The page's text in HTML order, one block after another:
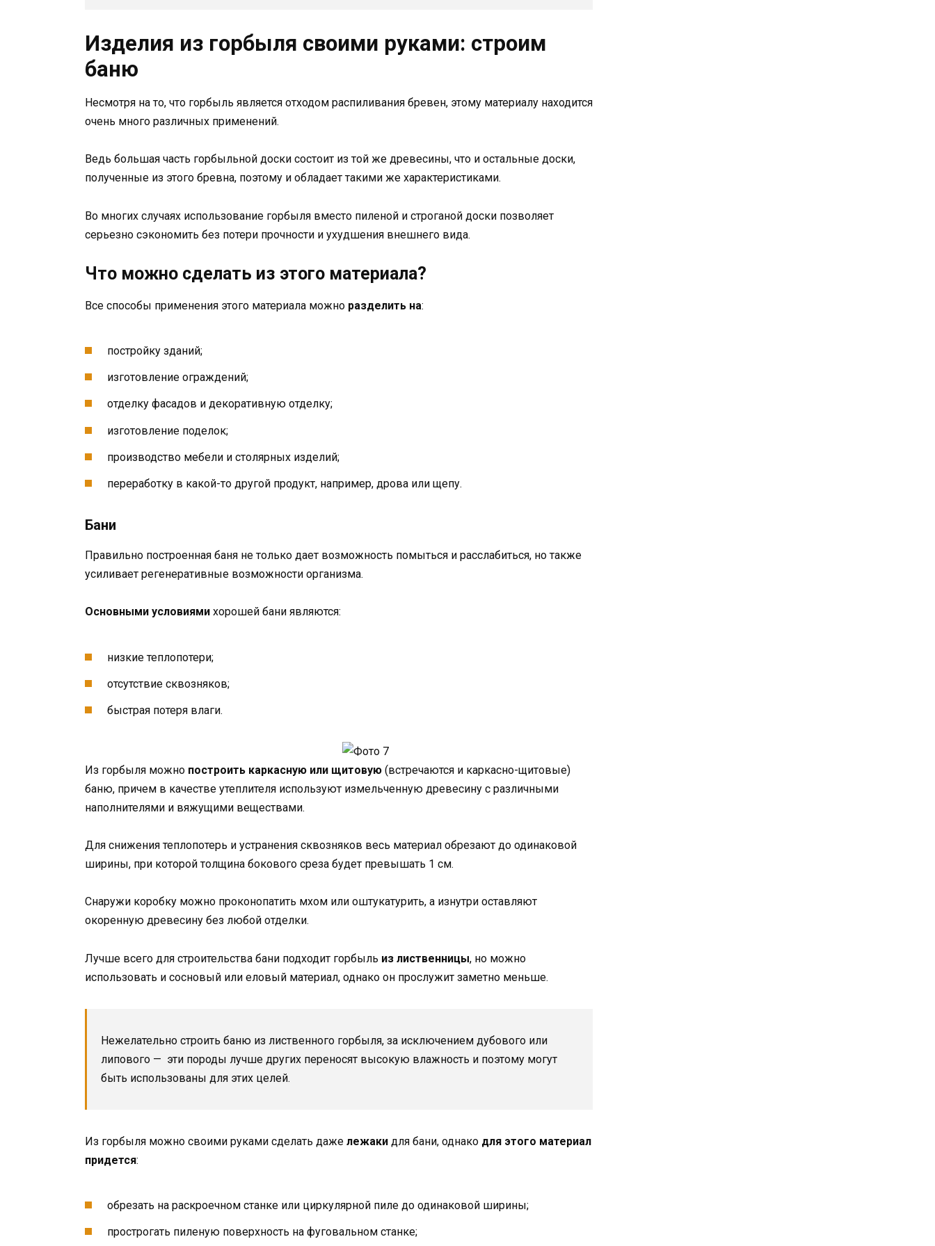
Изделия из горбыля своими руками: строим
баню
Несмотря на то, что горбыль является отходом распиливания бревен, этому материалу находится
очень много различных применений.
Ведь большая часть горбыльной доски состоит из той же древесины, что и остальные доски,
полученные из этого бревна, поэтому и обладает такими же характеристиками.
Во многих случаях использование горбыля вместо пиленой и строганой доски позволяет
серьезно сэкономить без потери прочности и ухудшения внешнего вида.
Что можно сделать из этого материала?
Все способы применения этого материала можно разделить на:
постройку зданий;
изготовление ограждений;
отделку фасадов и декоративную отделку;
изготовление поделок;
производство мебели и столярных изделий;
переработку в какой-то другой продукт, например, дрова или щепу.
Бани
Правильно построенная баня не только дает возможность помыться и расслабиться, но также
усиливает регенеративные возможности организма.
Основными условиями хорошей бани являются:
низкие теплопотери;
отсутствие сквозняков;
быстрая потеря влаги.
Из горбыля можно построить каркасную или щитовую (встречаются и каркасно-щитовые)
баню, причем в качестве утеплителя используют измельченную древесину с различными
наполнителями и вяжущими веществами.
Для снижения теплопотерь и устранения сквозняков весь материал обрезают до одинаковой
ширины, при которой толщина бокового среза будет превышать 1 см.
Снаружи коробку можно проконопатить мхом или оштукатурить, а изнутри оставляют
окоренную древесину без любой отделки.
Лучше всего для строительства бани подходит горбыль из лиственницы, но можно
использовать и сосновый или еловый материал, однако он прослужит заметно меньше.
Нежелательно строить баню из лиственного горбыля, за исключением дубового или
липового — эти породы лучше других переносят высокую влажность и поэтому могут
быть использованы для этих целей.
Из горбыля можно своими руками сделать даже лежаки для бани, однако для этого материал
придется:
обрезать на раскроечном станке или циркулярной пиле до одинаковой ширины;
прострогать пиленую поверхность на фуговальном станке;